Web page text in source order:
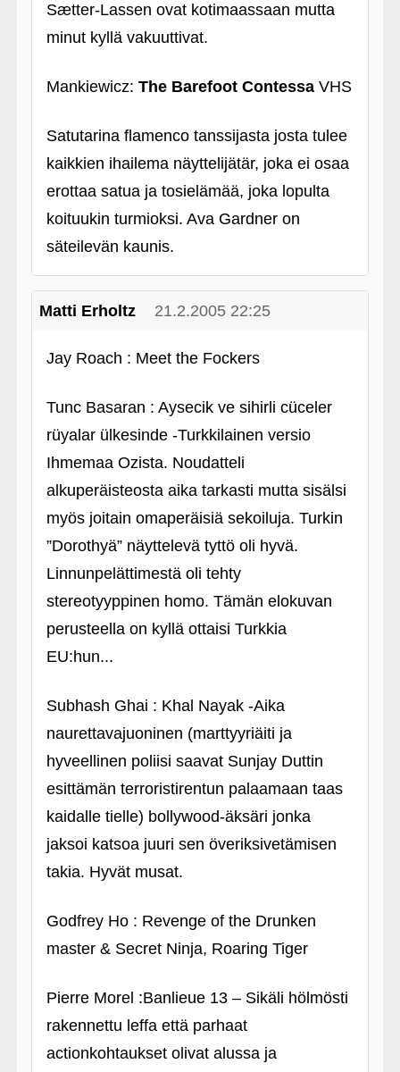
Sætter-Lassen ovat kotimaassaan mutta
minut kyllä vakuuttivat.
Mankiewicz: The Barefoot Contessa VHS
Satutarina flamenco tanssijasta josta tulee
kaikkien ihailema näyttelijätär, joka ei osaa
erottaa satua ja tosielämää, joka lopulta
koituukin turmioksi. Ava Gardner on
säteilevän kaunis.
Matti Erholtz 21.2.2005 22:25
Jay Roach : Meet the Fockers
Tunc Basaran : Aysecik ve sihirli cüceler
rüyalar ülkesinde ‑Turkkilainen versio
Ihmemaa Ozista. Noudatteli
alkuperäisteosta aika tarkasti mutta sisälsi
myös joitain omaperäisiä sekoiluja. Turkin
”Dorothyä” näyttelevä tyttö oli hyvä.
Linnunpelättimestä oli tehty
stereotyyppinen homo. Tämän elokuvan
perusteella on kyllä ottaisi Turkkia
EU:hun...
Subhash Ghai : Khal Nayak ‑Aika
naurettavajuoninen (marttyyriäiti ja
hyveellinen poliisi saavat Sunjay Duttin
esittämän terroristirentun palaamaan taas
kaidalle tielle) bollywood-äksäri jonka
jaksoi katsoa juuri sen överiksivetämisen
takia. Hyvät musat.
Godfrey Ho : Revenge of the Drunken
master & Secret Ninja, Roaring Tiger
Pierre Morel :Banlieue 13 – Sikäli hölmösti
rakennettu leffa että parhaat
actionkohtaukset olivat alussa ja